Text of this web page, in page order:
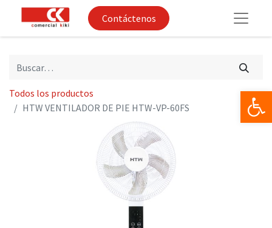
Contáctenos
Todos los productos
HTW VENTILADOR DE PIE HTW-VP-60FS